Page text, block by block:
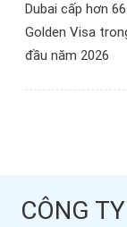
Dubai cấp hơn
Golden Visa
đầu năm 2026
CÔNG